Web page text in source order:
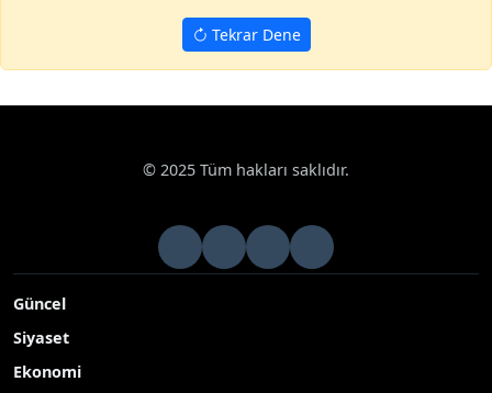
Tekrar Dene
© 2025 Tüm hakları saklıdır.
Güncel
Siyaset
Ekonomi